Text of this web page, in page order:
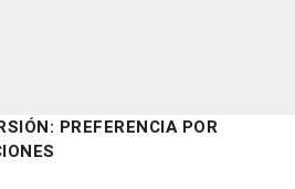
PREFERENCIA POR